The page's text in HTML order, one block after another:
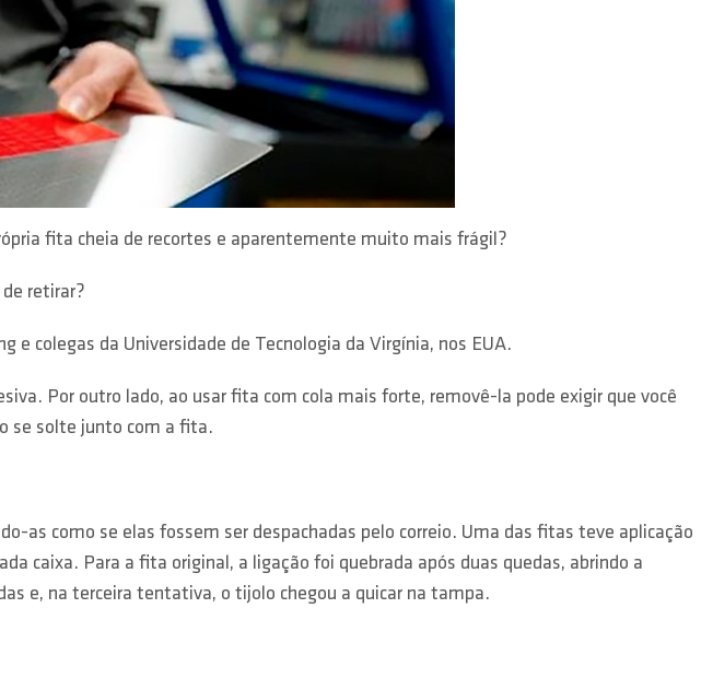
fita cheia de recortes e aparentemente muito mais frágil?
retirar?
colegas da Universidade de Tecnologia da Virgínia, nos EUA.
Por outro lado, ao usar fita com cola mais forte, removê-la pode exigir que você
se solte junto com a fita.
as como se elas fossem ser despachadas pelo correio. Uma das fitas teve aplicação
caixa. Para a fita original, a ligação foi quebrada após duas quedas, abrindo a
e, na terceira tentativa, o tijolo chegou a quicar na tampa.